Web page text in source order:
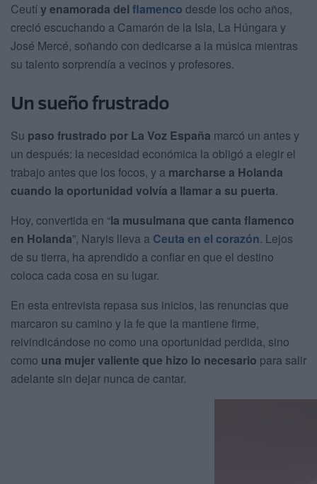
Ceutíy enamorada del flamenco desde los ocho años,
creció escuchando a Camarón de la Isla, La Húngara y
José Mercé, soñando con dedicarse a la música mientras
su talento sorprendía a vecinos y profesores.
Un sueño frustrado
Su paso frustrado por La Voz España marcó un antes y
un después: la necesidad económica la obligó a elegir el
trabajo antes que los focos, y a marcharse a Holanda
cuando la oportunidad volvía a llamar a su puerta.
Hoy, convertida en “la musulmana que canta flamenco
en Holanda”, Naryis lleva a Ceuta en el corazón. Lejos
de su tierra, ha aprendido a confiar en que el destino
coloca cada cosa en su lugar.
En esta entrevista repasa sus inicios, las renuncias que
marcaron su camino y la fe que la mantiene firme,
reivindicándose no como una oportunidad perdida, sino
como una mujer valiente que hizo lo necesario para salir
adelante sin dejar nunca de cantar.